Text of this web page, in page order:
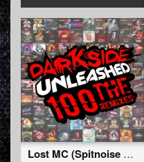
Lost MC (Spitnoise Remix)